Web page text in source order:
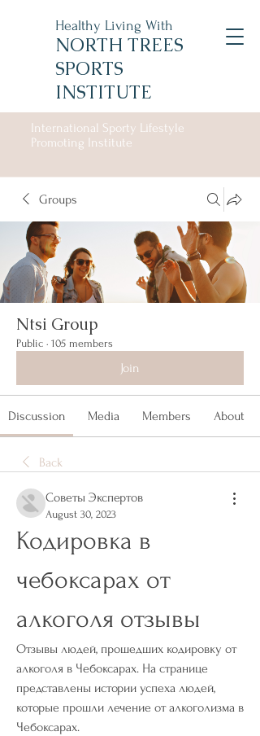
Healthy Living With
NORTH TREES
SPORTS
INSTITUTE
International Sporty Lifestyle
Promoting Institute
Groups
Ntsi Group
Public · 105 members
Join
Discussion Media Members About
Back
Советы Экспертов
August 30, 2023
Кодировка в
чебоксарах от
алкоголя отзывы
Отзывы людей, прошедших кодировку от
алкоголя в Чебоксарах. На странице
представлены истории успеха людей,
которые прошли лечение от алкоголизма в
Чебоксарах.